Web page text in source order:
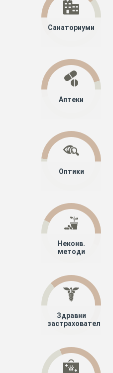
Санаториуми
Аптеки
Оптики
Неконв.
методи
Здравни
застрахователи